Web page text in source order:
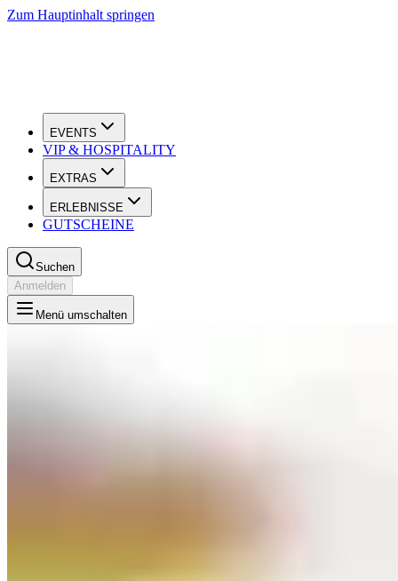
Zum Hauptinhalt springen
EVENTS
VIP & HOSPITALITY
EXTRAS
ERLEBNISSE
GUTSCHEINE
Suchen
Anmelden
Menü umschalten